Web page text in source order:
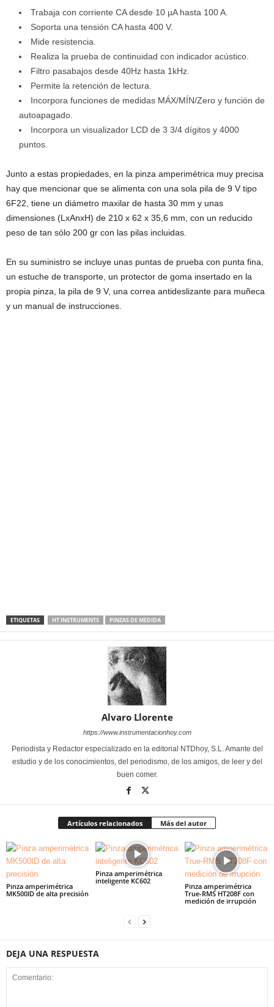
Trabaja con corriente CA desde 10 µA hasta 100 A.
Soporta una tensión CA hasta 400 V.
Mide resistencia.
Realiza la prueba de continuidad con indicador acústico.
Filtro pasabajos desde 40Hz hasta 1kHz.
Permite la retención de lectura.
Incorpora funciones de medidas MÁX/MÍN/Zero y función de
autoapagado.
Incorpora un visualizador LCD de 3 3/4 dígitos y 4000
puntos.
Junto a estas propiedades, en la pinza amperimétrica muy precisa
hay que mencionar que se alimenta con una sola pila de 9 V tipo
6F22, tiene un diámetro maxilar de hasta 30 mm y unas
dimensiones (LxAnxH) de 210 x 62 x 35,6 mm, con un reducido
peso de tan sólo 200 gr con las pilas incluidas.
En su suministro se incluye unas puntas de prueba con punta fina,
un estuche de transporte, un protector de goma insertado en la
propia pinza, la pila de 9 V, una correa antideslizante para muñeca
y un manual de instrucciones.
ETIQUETAS HT INSTRUMENTS PINZAS DE MEDIDA
Alvaro Llorente
https://www.instrumentacionhoy.com
Periodista y Redactor especializado en la editorial NTDhoy, S.L. Amante del
estudio y de los conocimientos, del periodismo, de los amigos, de leer y del
buen comer.
Artículos relacionados Más del autor
Pinza amperimétrica
MK500ID de alta precisión
Pinza amperimétrica
inteligente KC602
Pinza amperimétrica
True-RMS HT208F con
medición de irrupción
DEJA UNA RESPUESTA